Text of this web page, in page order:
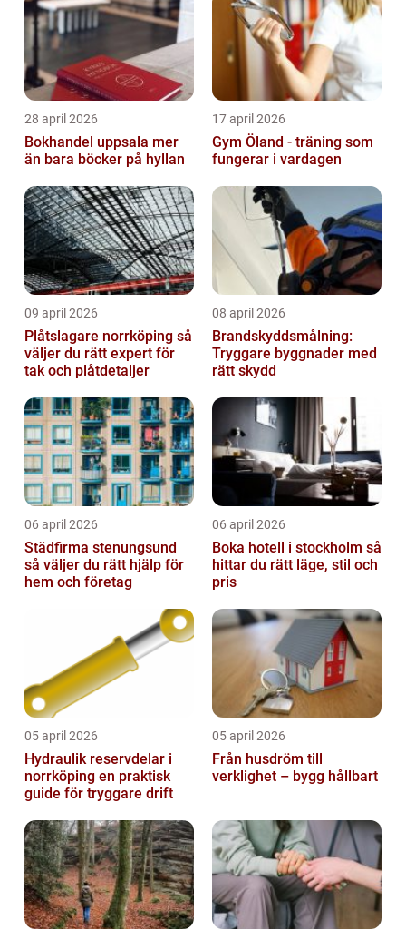
28 april 2026
Bokhandel uppsala mer
än bara böcker på hyllan
17 april 2026
Gym Öland - träning som
fungerar i vardagen
09 april 2026
Plåtslagare norrköping så
väljer du rätt expert för
tak och plåtdetaljer
08 april 2026
Brandskyddsmålning:
Tryggare byggnader med
rätt skydd
06 april 2026
Städfirma stenungsund
så väljer du rätt hjälp för
hem och företag
06 april 2026
Boka hotell i stockholm så
hittar du rätt läge, stil och
pris
05 april 2026
Hydraulik reservdelar i
norrköping en praktisk
guide för tryggare drift
05 april 2026
Från husdröm till
verklighet – bygg hållbart